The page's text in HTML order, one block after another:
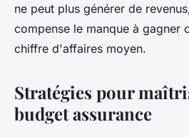
ne peut plus générer de
compense le manque à gagner
chiffre d'affaires moyen.
Stratégies pour
budget assurance